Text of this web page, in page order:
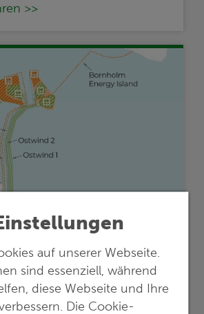
auf unserer Webseite.
sind essenziell, während
diese Webseite und Ihre
Die Cookie-
>>
Planfeststellungsunterlagen
und Teilabschnitt Landkabel